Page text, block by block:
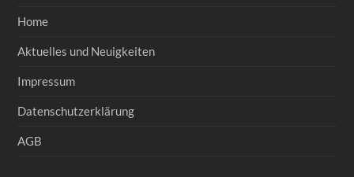
Home
Aktuelles und Neuigkeiten
Impressum
Datenschutzerklärung
AGB